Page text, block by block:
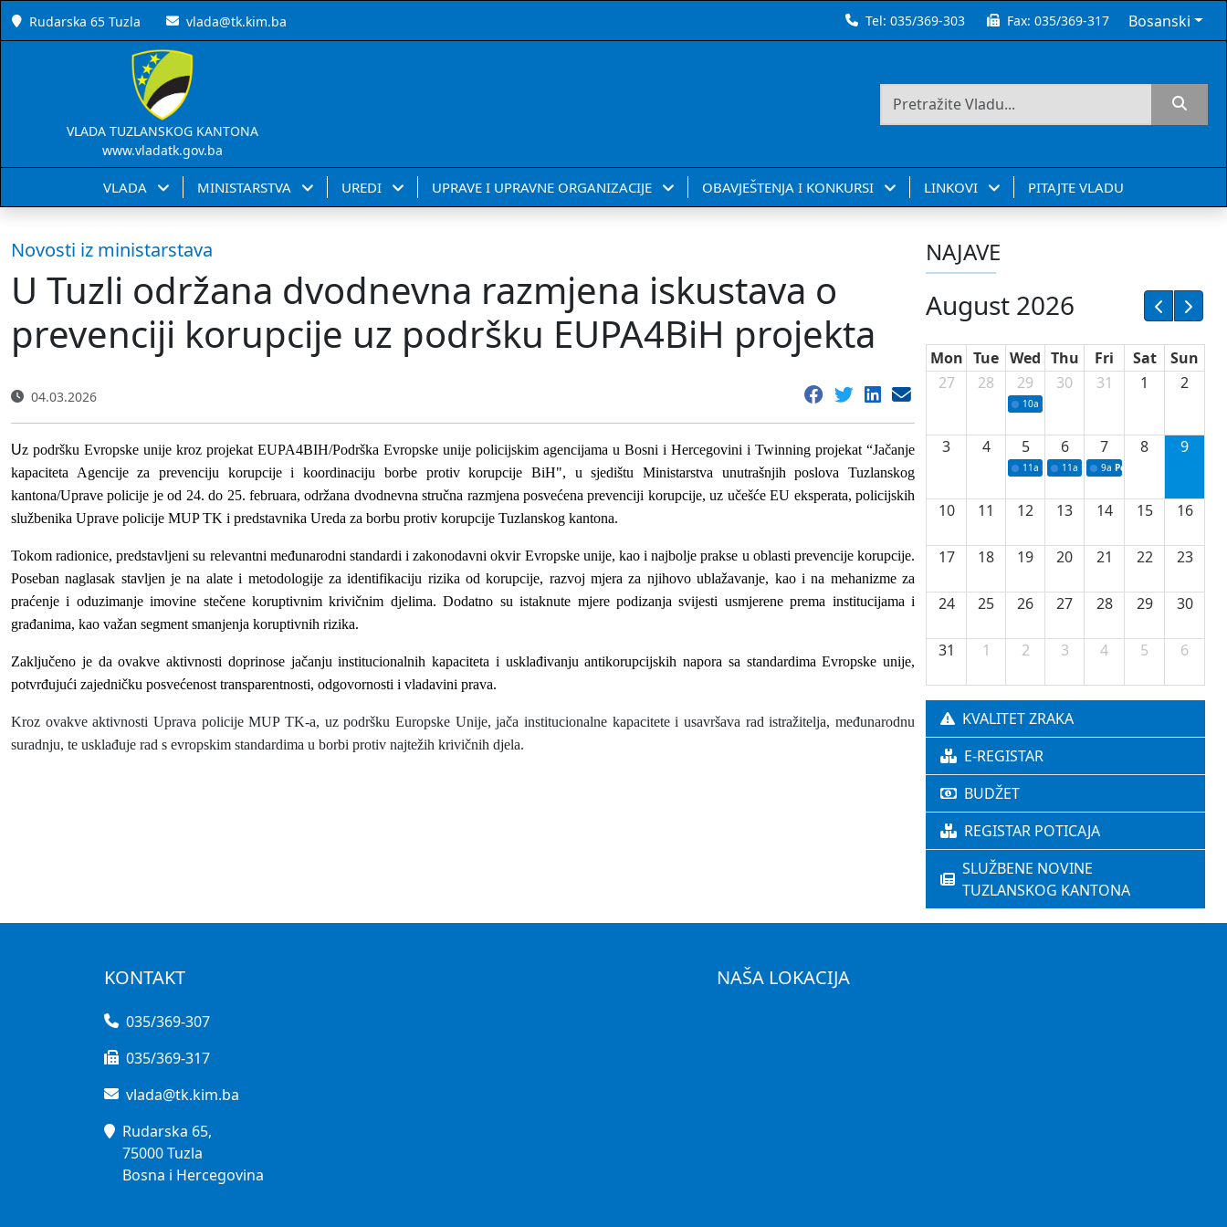
Rudarska 65 Tuzla vlada@tk.kim.ba Tel:035/369-303 Fax:035/369-317 Bosanski
VLADA TUZLANSKOG KANTONA
www.vladatk.gov.ba
VLADA MINISTARSTVA UREDI UPRAVE I UPRAVNE ORGANIZACIJE OBAVJEŠTENJA I KONKURSI LINKOVI PITAJTE VLADU
Novosti iz ministarstava
U Tuzli održana dvodnevna razmjena iskustava o
prevenciji korupcije uz podršku EUPA4BiH projekta
04.03.2026
Uz podršku Evropske unije kroz projekat EUPA4BIH/Podrška Evropske unije policijskim agencijama u Bosni i Hercegovini i Twinning projekat “Jačanje
kapaciteta Agencije za prevenciju korupcije i koordinaciju borbe protiv korupcije BiH", usjedištu Ministarstva unutrašnjih poslova Tuzlanskog
kantona/Uprave policije je od 24. do 25. februara, održana dvodnevna stručna razmjena posvećena prevenciji korupcije, uz učešće EU eksperata, policijskih
službenika Uprave policije MUP TK i predstavnika Ureda za borbu protiv korupcije Tuzlanskog kantona.
Tokom radionice, predstavljeni su relevantni međunarodni standardi i zakonodavni okvir Evropske unije, kao i najbolje prakse u oblasti prevencije korupcije.
Poseban naglasak stavljen je na alate i metodologije za identifikaciju rizika od korupcije, razvoj mjera za njihovo ublažavanje, kao i na mehanizme za
praćenje i oduzimanje imovine stečene koruptivnim krivičnim djelima. Dodatno su istaknute mjere podizanja svijesti usmjerene prema institucijama i
građanima, kao važan segment smanjenja koruptivnih rizika.
Zaključeno je da ovakve aktivnosti doprinose jačanju institucionalnih kapaciteta i usklađivanju antikorupcijskih napora sa standardima Evropske unije,
potvrđujući zajedničku posvećenost transparentnosti, odgovornosti i vladavini prava.
Kroz ovakve aktivnosti Uprava policije MUP TK-a, uz podršku Europske Unije, jača institucionalne kapacitete i usavršava rad istražitelja, međunarodnu
suradnju, te usklađuje rad s evropskim standardima u borbi protiv najtežih krivičnih djela.
NAJAVE
August 2026
Mon Tue Wed Thu Fri Sat
Sun
27
28 29
10a Potpisivanje ugovora sa neprofitnim
30 31 1 2
3 4 5
11a Potpisivanje ugovora o stipendijama
6
11a Podrška razvoju vodne
7
9a Početak izgradnje nove
8 9
10 11 12 13 14 15 16
17 18 19 20 21 22 23
24 25 26 27 28 29 30
31 1 2 3 4 5 6
KVALITET ZRAKA
E-REGISTAR
BUDŽET
REGISTAR POTICAJA
SLUŽBENE NOVINE
TUZLANSKOG KANTONA
KONTAKT
035/369-307
035/369-317
vlada@tk.kim.ba
Rudarska 65,
75000 Tuzla
Bosna i Hercegovina
NAŠA LOKACIJA